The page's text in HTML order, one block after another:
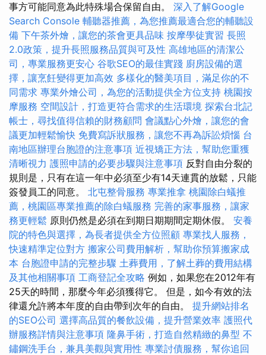
事方可能同意為此特殊場合保留自由。 深入了解Google
Search Console 輔聽器推薦，為您推薦最適合您的輔聽設
備 下午茶外燴，讓您的茶會更具品味 按摩學徒實習 長照
2.0政策，提升長照服務品質與可及性 高雄地區的清潔公
司，專業服務更安心 谷歌SEO的最佳實踐 廚房設備的選
擇，讓烹飪變得更加高效 多樣化的醫美項目，滿足你的不
同需求 專業外燴公司，為您的活動提供全方位支持 桃園按
摩服務 空間設計，打造更符合需求的生活環境 探索台北記
帳士，尋找值得信賴的財務顧問 會議點心外燴，讓您的會
議更加輕鬆愉快 免費寫訴狀服務，讓您不再為訴訟煩惱 台
南地區辦理台胞證的注意事項 近視矯正方法，幫助您重獲
清晰視力 護照申請的必要步驟與注意事項 反對自由分裂的
規則是，只有在這一年中必須至少有14天連貫的放鬆，只能
簽發員工的同意。 北屯整骨服務 專業推拿 桃園除白蟻推
薦，桃園區專業推薦的除白蟻服務 完善的家事服務，讓家
務更輕鬆 原則仍然是必須在到期日期期間定期休假。 安養
院的特色與選擇，為長者提供全方位照顧 專業找人服務，
快速精準定位對方 搬家公司費用解析，幫助你預算搬家成
本 台胞證申請的完整步驟 土葬費用，了解土葬的費用結構
及其他相關事項 工商登記全攻略 例如，如果您在2012年有
25天的時間，那麼今年必須獲得它。 但是，如今有效的法
律還允許將本年度的自由帶到次年的自由。 提升網站排名
的SEO公司 選擇高品質的餐飲設備，提升營業效率 護照代
辦服務詳情與注意事項 隆鼻手術，打造自然精緻的鼻型 不
鏽鋼洗手台，兼具美觀與實用性 專業討債服務，幫你追回